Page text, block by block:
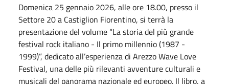
Domenica 25 gennaio 2026, alle ore 18.00, presso il
Settore 20 a Castiglion Fiorentino, si terrà la
presentazione del volume “La storia del più grande
festival rock italiano - Il primo millennio (1987 -
1999)”, dedicato all’esperienza di Arezzo Wave Love
Festival, una delle più rilevanti avventure culturali e
musicali del panorama nazionale ed europeo. Il libro, a